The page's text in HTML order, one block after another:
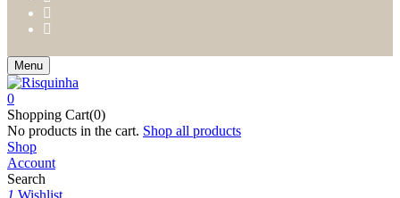
Menu
0
Shopping Cart(0)
No products in the cart. Shop all products
Shop
Account
Search
1 Wishlist